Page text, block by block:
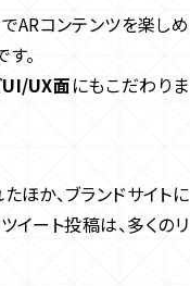
ARコンテンツを楽しめ
。
UI/UX面にもこだわりま
ほか、ブランドサイトに
イート投稿は、多くのリ